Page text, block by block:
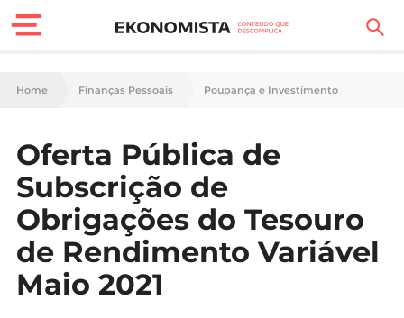
Finanças Pessoais
Carreira
Casa
Lifestyle
Sociedade
Home Finanças Pessoais Poupança e Investimento
Oferta Pública de
Subscrição de
Obrigações do Tesouro
de Rendimento Variável
Maio 2021